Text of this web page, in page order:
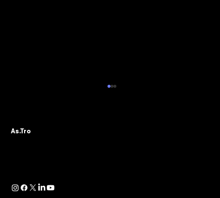
MAGGIORE (BO)
principale nella discussione, soprattutto
As.Tro